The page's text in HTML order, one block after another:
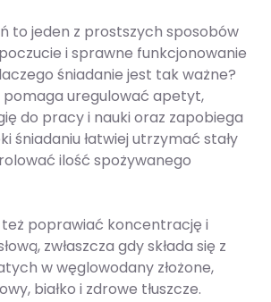
to jeden z prostszych sposobów
i sprawne funkcjonowanie
śniadanie jest tak ważne?
pomaga uregulować apetyt,
do pracy i nauki oraz zapobiega
śniadaniu łatwiej utrzymać stały
ilość spożywanego
też poprawiać koncentrację i
zwłaszcza gdy składa się z
w węglowodany złożone,
białko i zdrowe tłuszcze.